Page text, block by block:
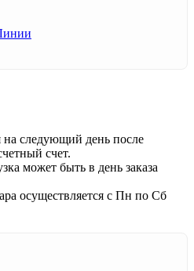
на следующий день после
счет.
может быть в день заказа
осуществляется с Пн по Сб